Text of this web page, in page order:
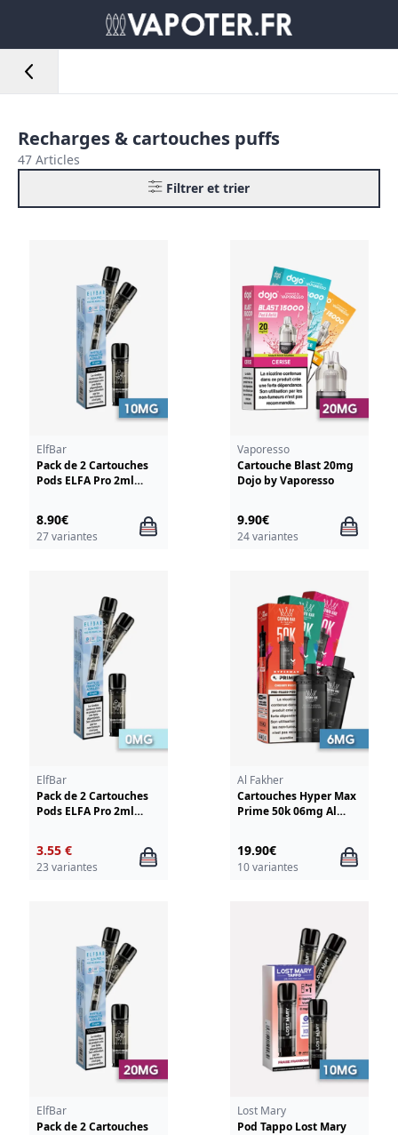
Recharges & cartouches puffs
47 Articles
Filtrer et trier
ElfBar
Pack de 2 Cartouches
Pods ELFA Pro 2ml
8.90€
27 variantes
Vaporesso
Cartouche Blast 20mg
Dojo by Vaporesso
9.90€
24 variantes
ElfBar
Pack de 2 Cartouches
Pods ELFA Pro 2ml
3.55 €
23 variantes
Al Fakher
Cartouches Hyper Max
Prime 50k 06mg Al
19.90€
10 variantes
ElfBar
Pack de 2 Cartouches
Lost Mary
Pod Tappo Lost Mary